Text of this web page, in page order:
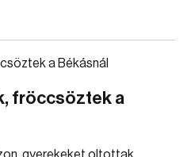
fröccsöztek a